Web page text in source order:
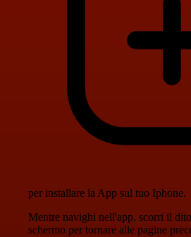
per installare la App sul tuo Iphone.
Mentre navighi nell'app, scorri il
schermo per tornare alle pagine